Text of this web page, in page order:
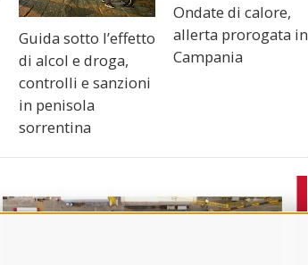
Guida sotto l’effetto
di alcol e droga,
controlli e sanzioni
in penisola
sorrentina
Ondate di calore,
allerta prorogata in
Campania